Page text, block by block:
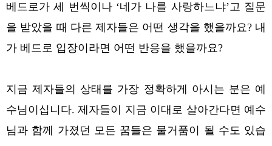
베드로가 세 번씩이나 ‘네가 나를 사랑하느냐’고 질문
을 받았을 때 다른 제자들은 어떤 생각을 했을까요? 내
가 베드로 입장이라면 어떤 반응을 했을까요?
지금 제자들의 상태를 가장 정확하게 아시는 분은 예
수님이십니다. 제자들이 지금 이대로 살아간다면 예수
님과 함께 가졌던 모든 꿈들은 물거품이 될 수도 있습